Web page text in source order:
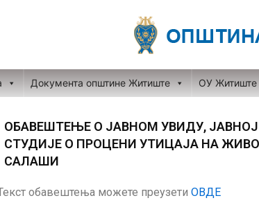
Документа општине Житиште ОУ
ОБАВЕШТЕЊЕ О ЈАВНОМ УВИДУ,
СТУДИЈЕ О ПРОЦЕНИ УТИЦАЈА НА
САЛАШИ
обавештења можете преузети ОВДЕ